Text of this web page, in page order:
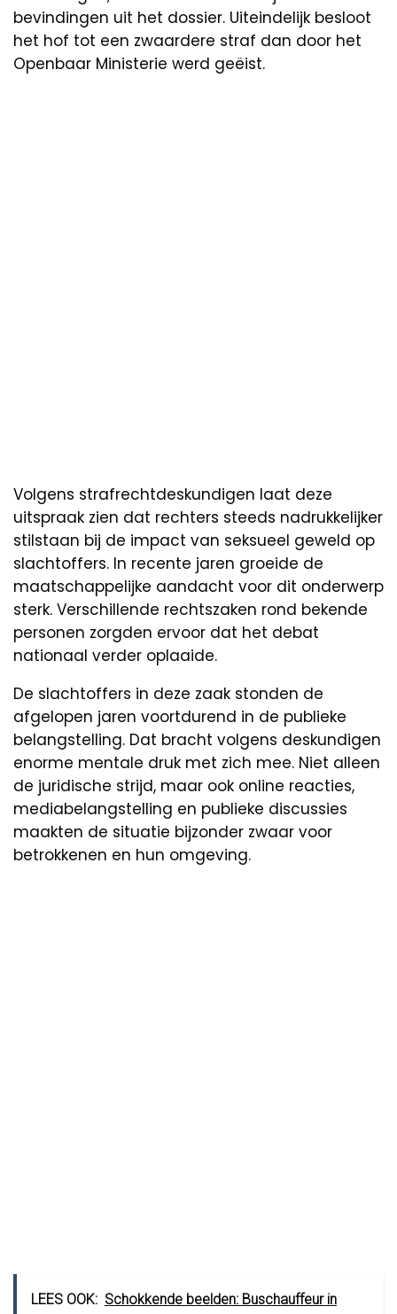
bevindingen uit het dossier. Uiteindelijk besloot
het hof tot een zwaardere straf dan door het
Openbaar Ministerie werd geëist.
Volgens strafrechtdeskundigen laat deze
uitspraak zien dat rechters steeds nadrukkelijker
stilstaan bij de impact van seksueel geweld op
slachtoffers. In recente jaren groeide de
maatschappelijke aandacht voor dit onderwerp
sterk. Verschillende rechtszaken rond bekende
personen zorgden ervoor dat het debat
nationaal verder oplaaide.
De slachtoffers in deze zaak stonden de
afgelopen jaren voortdurend in de publieke
belangstelling. Dat bracht volgens deskundigen
enorme mentale druk met zich mee. Niet alleen
de juridische strijd, maar ook online reacties,
mediabelangstelling en publieke discussies
maakten de situatie bijzonder zwaar voor
betrokkenen en hun omgeving.
LEES OOK: Schokkende beelden: Buschauffeur in